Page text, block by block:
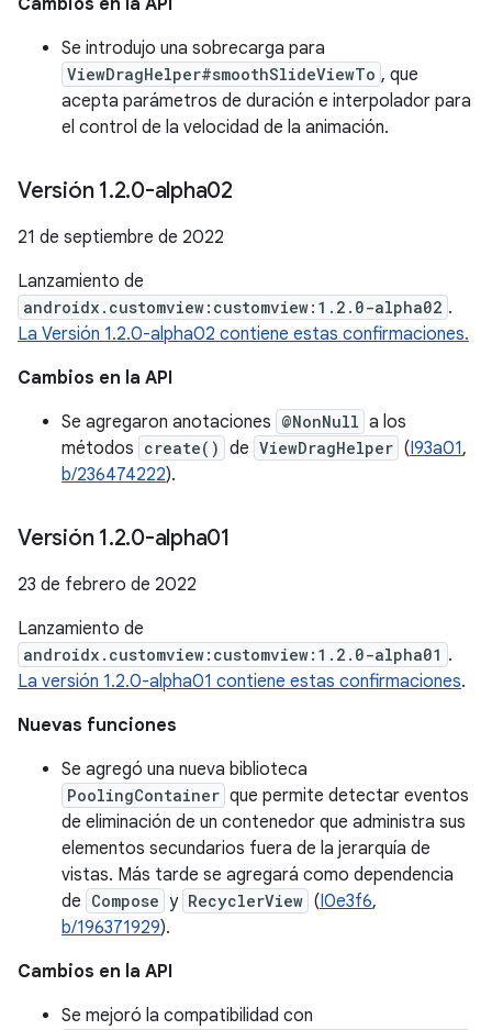
Cambios en la API
Se introdujo una sobrecarga para
ViewDragHelper#smoothSlideViewTo , que
acepta parámetros de duración e interpolador para
el control de la velocidad de la animación.
Versión 1.2.0-alpha02
21 de septiembre de 2022
Lanzamiento de
androidx.customview:customview:1.2.0-alpha02 .
La Versión 1.2.0-alpha02 contiene estas confirmaciones.
Cambios en la API
Se agregaron anotaciones @NonNull a los
métodos create() de ViewDragHelper (I93a01,
b/236474222).
Versión 1.2.0-alpha01
23 de febrero de 2022
Lanzamiento de
androidx.customview:customview:1.2.0-alpha01 .
La versión 1.2.0-alpha01 contiene estas confirmaciones.
Nuevas funciones
Se agregó una nueva biblioteca
PoolingContainer que permite detectar eventos
de eliminación de un contenedor que administra sus
elementos secundarios fuera de la jerarquía de
vistas. Más tarde se agregará como dependencia
de Compose y RecyclerView (I0e3f6,
b/196371929).
Cambios en la API
Se mejoró la compatibilidad con